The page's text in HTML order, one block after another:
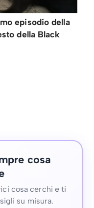
episodio della
della Black
cosa
cosa cerchi e ti
su misura.